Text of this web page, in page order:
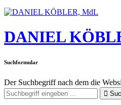
DANIEL
Suchformular
Der Suchbegriff nach dem die